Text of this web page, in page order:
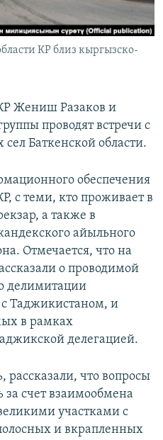
КР близ кыргызско-
Жениш Разаков и
проводят встречи с
Баткенской области.
обеспечения
с теми, кто проживает в
а также в
айыльного
Отмечается, что на
о проводимой
делимитации
с Таджикистаном, и
в рамках
делегацией.
рассказали, что вопросы
счет взаимообмена
участками с
и вкрапленных